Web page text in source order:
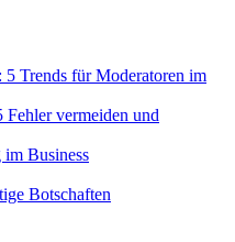
Trends für Moderatoren im
Fehler vermeiden und
im Business
Botschaften